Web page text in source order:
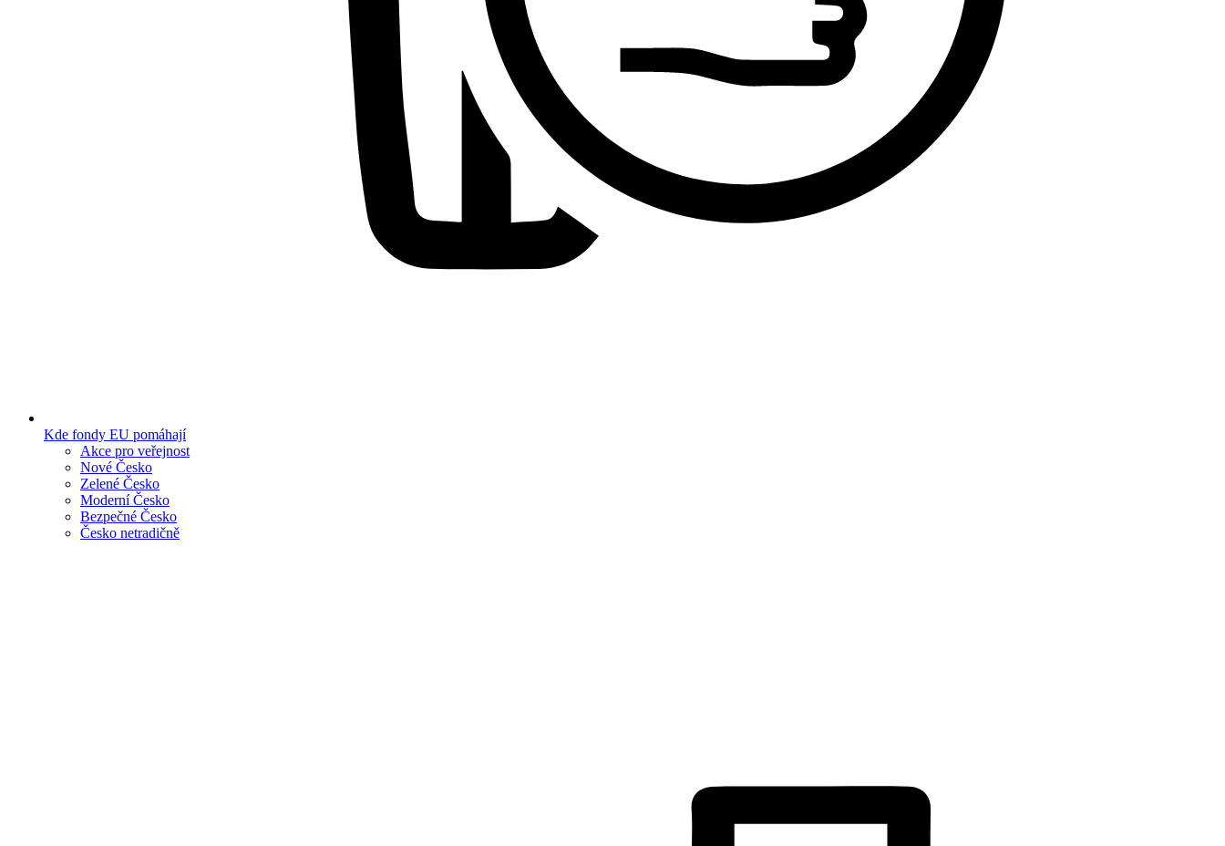
Kde fondy EU pomáhají
Akce pro veřejnost
Nové Česko
Zelené Česko
Moderní Česko
Bezpečné Česko
Česko netradičně